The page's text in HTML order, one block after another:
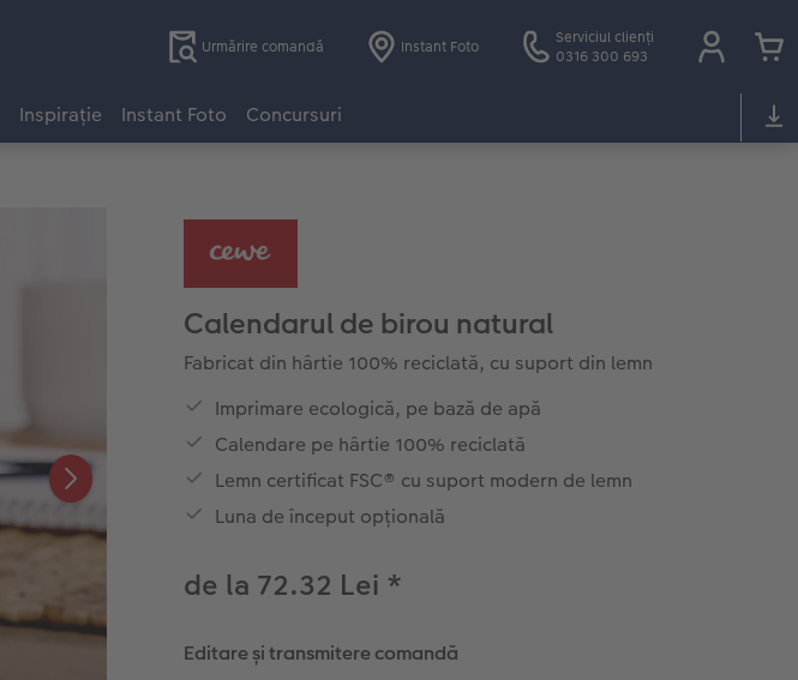
Urmărire comandă Instant Foto
Serviciul clienți
0316 300 693
Inspirație Instant Foto Concursuri
Calendarul de birou natural
Fabricat din hârtie 100% reciclată, cu suport din lemn
Imprimare ecologică, pe bază de apă
Calendare pe hârtie 100% reciclată
Lemn certificat FSC® cu suport modern de lemn
Luna de început opțională
de la 72.32 Lei *
Editare și transmitere comandă